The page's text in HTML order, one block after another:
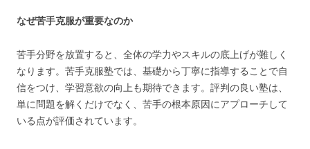
なぜ苦手克服が重要なのか
苦手分野を放置すると、全体の学力やスキルの底上げが難しく
なります。苦手克服塾では、基礎から丁寧に指導することで自
信をつけ、学習意欲の向上も期待できます。評判の良い塾は、
単に問題を解くだけでなく、苦手の根本原因にアプローチして
いる点が評価されています。